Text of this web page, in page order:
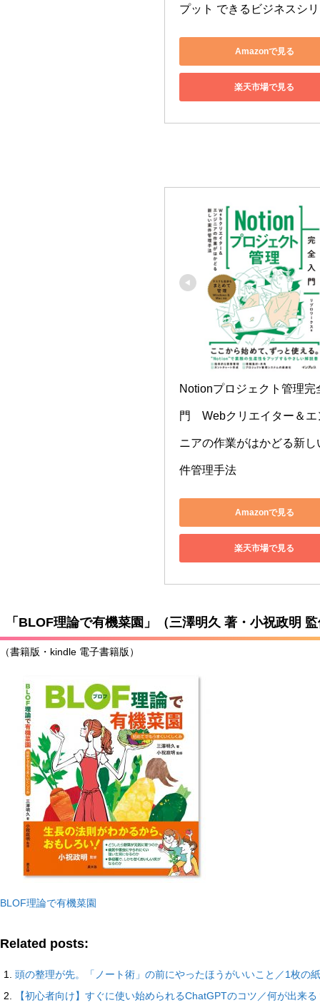
プット できるビジネスシ
Amazonで見る
楽天市場で見る
Notionプロジェクト管理完
門　Webクリエイター＆エ
ニアの作業がはかどる新し
件管理手法
Amazonで見る
楽天市場で見る
「BLOF理論で有機菜園」（三澤明久 著・小祝政明
（書籍版・kindle 電子書籍版）
BLOF理論で有機菜園
Related posts:
頭の整理が先。「ノート術」の前にやったほうがいいこと／1枚の
【初心者向け】すぐに使い始められるChatGPTのコツ／何が出来